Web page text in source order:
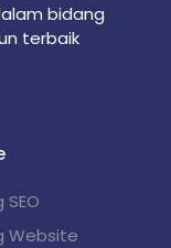
bidang
terbaik
SEO
Website